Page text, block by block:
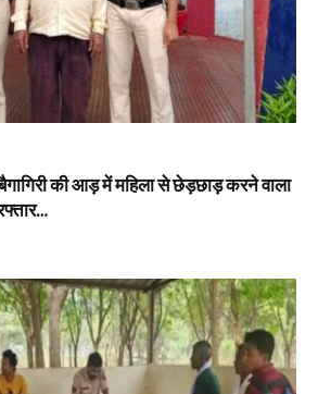
की आड़ में महिला से छेड़छाड़ करने वाला